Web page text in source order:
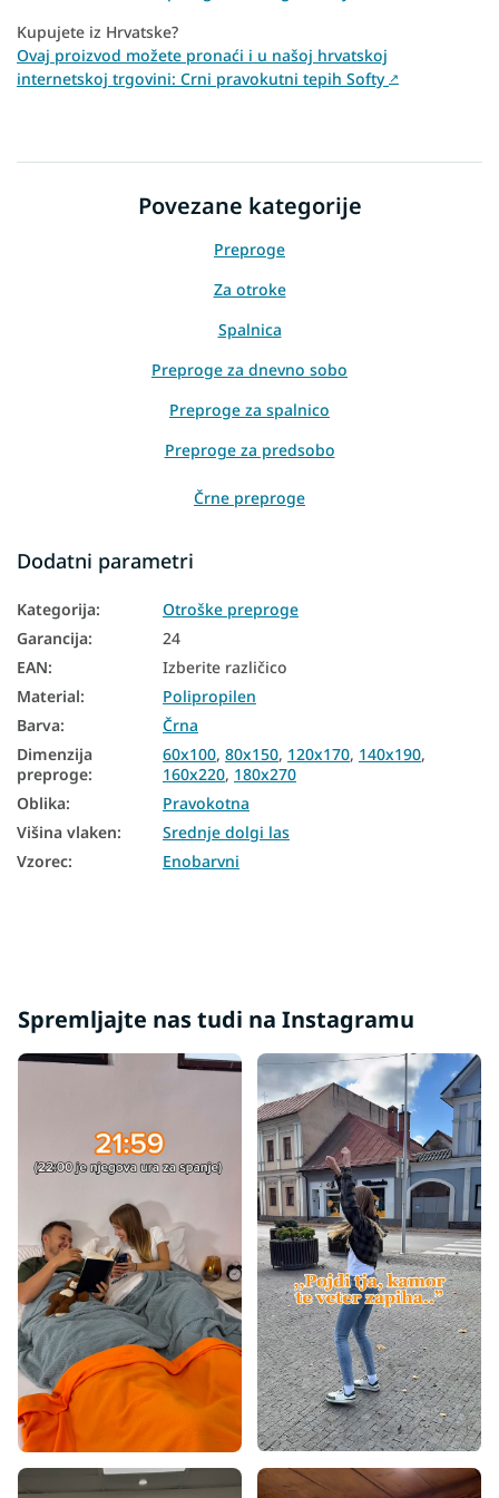
Kupujete iz Hrvatske?
Ovaj proizvod možete pronaći i u našoj hrvatskoj
internetskoj trgovini: Crni pravokutni tepih Softy ↗
Povezane kategorije
Preproge
Za otroke
Spalnica
Preproge za dnevno sobo
Preproge za spalnico
Preproge za predsobo
Črne preproge
Preproge 120x170
Preproge 140x190
Preproge 160x220
Preproge 200x290
Preproge 240x330
Dodatni parametri
Kategorija:
Otroške preproge
Garancija:
24
EAN:
Izberite različico
Material:
Polipropilen
Barva:
Črna
Dimenzija
preproge:
60x100, 80x150, 120x170, 140x190,
160x220, 180x270
Oblika:
Pravokotna
Višina vlaken:
Srednje dolgi las
Vzorec: Enobarvni
Spremljajte nas tudi na Instagramu